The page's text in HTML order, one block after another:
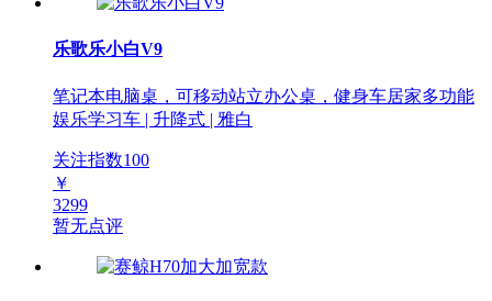
乐歌乐小白V9
笔记本电脑桌，可移动站立办公桌，健身车居家多功能
娱乐学习车 | 升降式 | 雅白
关注指数100
￥
3299
暂无点评